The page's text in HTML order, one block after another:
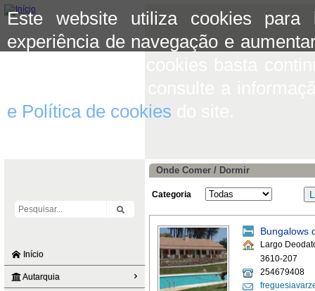
Este website utiliza cookies para
experiência de navegação e
e Política de cookies
Início
Autarquia
Onde Comer / Dormir
Categoria
Bungalows
Largo
3610-207
254679408